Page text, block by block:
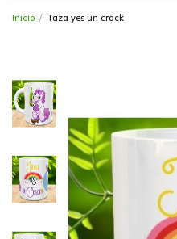
Inicio Taza yes un crack